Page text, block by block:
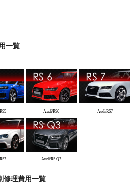
一覧
Audi/RS6 Audi/RS7
Audi/RS Q3
修理費用一覧